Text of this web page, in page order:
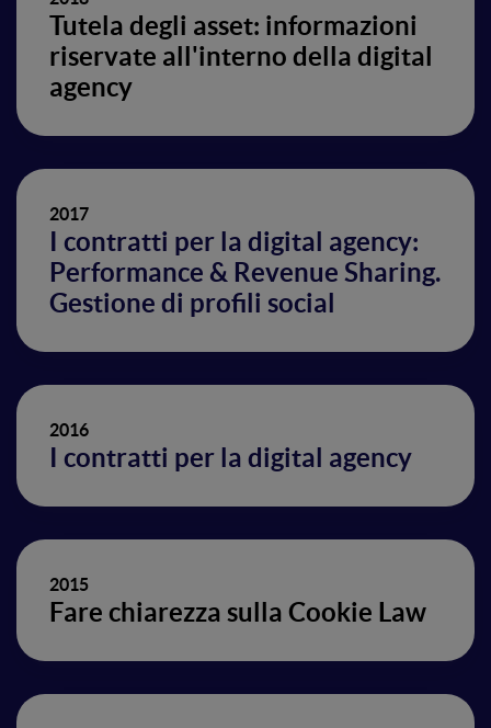
Tutela degli asset: informazioni
riservate all'interno della digital
agency
2017
I contratti per la digital agency:
Performance & Revenue Sharing.
Gestione di profili social
2016
I contratti per la digital agency
2015
Fare chiarezza sulla Cookie Law